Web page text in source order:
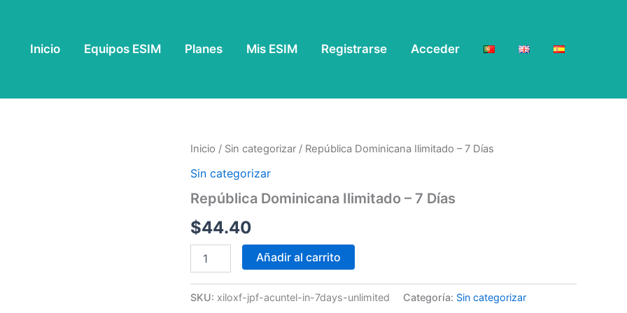
Inicio Equipos ESIM Planes Mis ESIM Registrarse Acceder
Inicio / Sin categorizar / República Dominicana Ilimitado – 7 Días
Sin categorizar
República Dominicana Ilimitado – 7 Días
$44.40
República
Ilimitado
7
cantidad
Añadir al carrito
SKU: xiloxf-jpf-acuntel-in-7days-unlimited Categoría: Sin categorizar